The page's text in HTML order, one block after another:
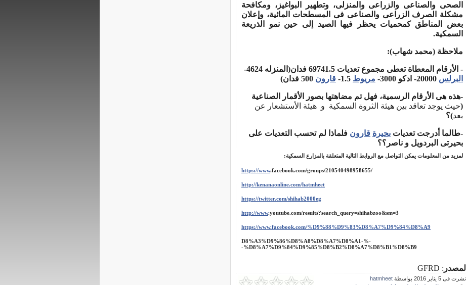
الصحى والصناعى والزراعى والمنزلى، وتطهير البواغيز، ومكافحة
مشكلة الصرف الزراعى والصناعى فى المسطحات المائية، وإعلان
بعض المناطق كمحميات يحظر فيها الصيد إلى حين نمو الذريعة
السمكية.
ملاحظة (محمد شهاب):
- الأرقام المعطاة تعطى مجموع تعديات 69741.5 فدان(المنزله 4624-
البرلس
مريوط قارون
-هذه هى الأرقام الرسمية، فهل تم مضاهتها بصور الأقمار الصناعية
(حيث يوجد تعاقد بين هيئة الثروة السمكية و هيئة الأستشعار عن
بعد)؟
-طالما أدرجت تعديات بحيرة قارون فلماذا لم تحسب التعديات على
بحيرتى البردويل و ناصر؟؟
لمزيد من المعلومات يمكن التواصل مع الروابط التالية المتعلقة بالمزارع السمكية:
https://www.facebook.com/groups/210540498958655/
http://kenanaonline.com/hatmheet
https://twitter.com/shihab2000eg
http://www.youtube.com/results?search_query=shihabzoo&sm=3
https://www.facebook.com/%D9%88%D9%83%D8%A7%D9%84%D8%A9
-%D8%A3%D9%86%D8%A8%D8%A7%D8%A1-
%D8%A7%D9%84%D9%85%D8%B2%D8%A7%D8%B1%D8%B9-
المصدر : GFRD
نشرت فى 5 يناير 2016 بواسطة hatmheet